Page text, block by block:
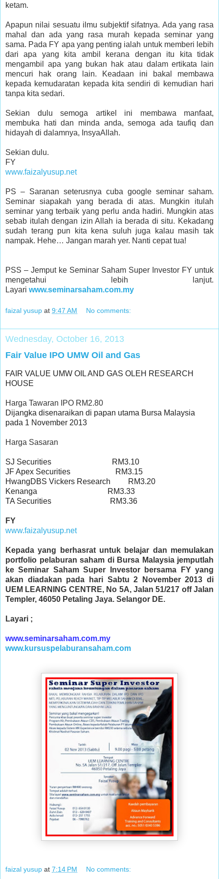
ketam.
Apapun nilai sesuatu ilmu subjektif sifatnya. Ada yang rasa
mahal dan ada yang rasa murah kepada seminar yang
sama. Pada FY apa yang penting ialah untuk memberi lebih
dari apa yang kita ambil kerana dengan itu kita tidak
mengambil apa yang bukan hak atau dalam ertikata lain
mencuri hak orang lain. Keadaan ini bakal membawa
kepada kemudaratan kepada kita sendiri di kemudian hari
tanpa kita sedari.
Sekian dulu semoga artikel ini membawa manfaat,
membuka hati dan minda anda, semoga ada taufiq dan
hidayah di dalamnya, InsyaAllah.
Sekian dulu.
FY
www.faizalyusup.net
PS – Saranan seterusnya cuba google seminar saham.
Seminar siapakah yang berada di atas. Mungkin itulah
seminar yang terbaik yang perlu anda hadiri. Mungkin atas
sebab itulah dengan izin Allah ia berada di situ. Kekadang
sudah terang pun kita kena suluh juga kalau masih tak
nampak. Hehe… Jangan marah yer. Nanti cepat tua!
PSS – Jemput ke Seminar Saham Super Investor FY untuk
mengetahui lebih lanjut.
Layari www.seminarsaham.com.my
faizal yusup at 9:47 AM No comments:
Wednesday, October 16, 2013
Fair Value IPO UMW Oil and Gas
FAIR VALUE UMW OIL AND GAS OLEH RESEARCH
HOUSE
Harga Tawaran IPO RM2.80
Dijangka disenaraikan di papan utama Bursa Malaysia
pada 1 November 2013
Harga Sasaran
SJ Securities RM3.10
JF Apex Securities RM3.15
HwangDBS Vickers Research RM3.20
Kenanga RM3.33
TA Securities RM3.36
FY
www.faizalyusup.net
Kepada yang berhasrat untuk belajar dan memulakan
portfolio pelaburan saham di Bursa Malaysia jemputlah
ke Seminar Saham Super Investor bersama FY yang
akan diadakan pada hari Sabtu 2 November 2013 di
UEM LEARNING CENTRE, No 5A, Jalan 51/217 off Jalan
Templer, 46050 Petaling Jaya. Selangor DE.
Layari ;
www.seminarsaham.com.my
www.kursuspelaburansaham.com
faizal yusup at 7:14 PM No comments: